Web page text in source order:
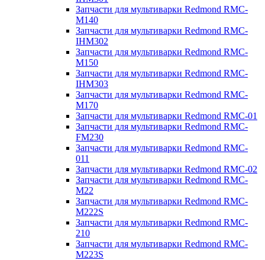
Запчасти для мультиварки Redmond RMC-
M140
Запчасти для мультиварки Redmond RMC-
IHM302
Запчасти для мультиварки Redmond RMC-
M150
Запчасти для мультиварки Redmond RMC-
IHM303
Запчасти для мультиварки Redmond RMC-
M170
Запчасти для мультиварки Redmond RMC-01
Запчасти для мультиварки Redmond RMC-
FM230
Запчасти для мультиварки Redmond RMC-
011
Запчасти для мультиварки Redmond RMC-02
Запчасти для мультиварки Redmond RMC-
M22
Запчасти для мультиварки Redmond RMC-
M222S
Запчасти для мультиварки Redmond RMC-
210
Запчасти для мультиварки Redmond RMC-
M223S